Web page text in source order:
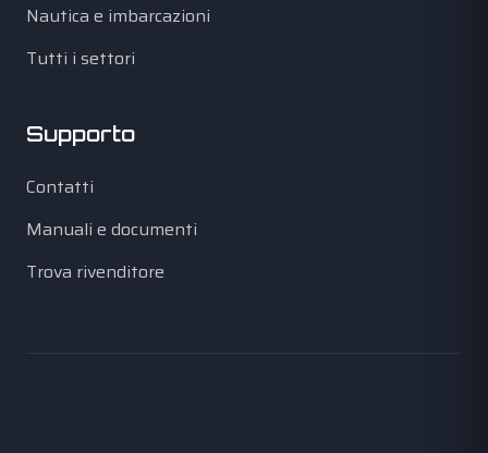
Nautica e imbarcazioni
Tutti i settori
Supporto
Contatti
Manuali e documenti
Trova rivenditore